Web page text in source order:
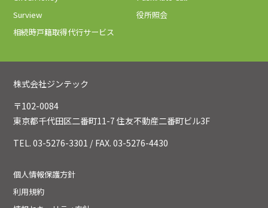
Surview
役所照会
相続時戸籍取得代行サービス
株式会社ジンテック
〒102-0084
東京都千代田区二番町11-7 住友不動産二番町ビル3F
TEL. 03-5276-3301 / FAX. 03-5276-4430
個人情報保護方針
利用規約